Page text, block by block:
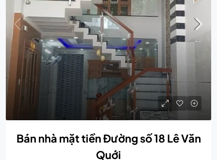
Bán nhà mặt tiền Đường số 18 Lê Văn
Quới